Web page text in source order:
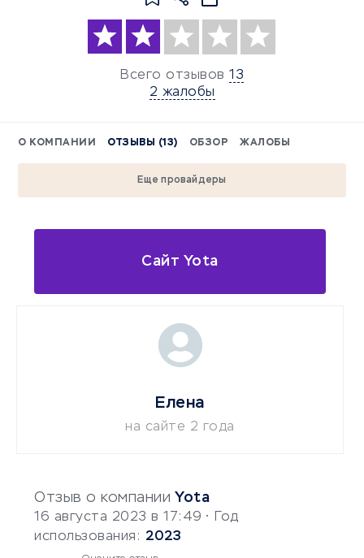
Всего отзывов 13
2 жалобы
О КОМПАНИИ ОТЗЫВЫ (13) ОБЗОР ЖАЛОБЫ
Еще провайдеры
Сайт Yota
Отзыв о компании Yota
16 августа 2023 в 17:49 • Год
использования: 2023
Елена
на сайте 2 года